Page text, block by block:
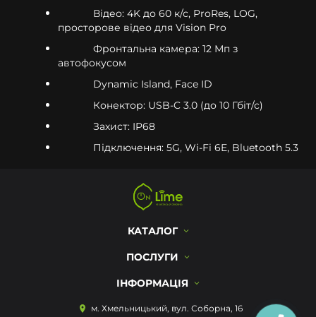
Відео: 4K до 60 к/с, ProRes, LOG,
просторове відео для Vision Pro
Фронтальна камера: 12 Мп з
автофокусом
Dynamic Island, Face ID
Конектор: USB-C 3.0 (до 10 Гбіт/с)
Захист: IP68
Підключення: 5G, Wi-Fi 6E, Bluetooth 5.3
КАТАЛОГ
ПОСЛУГИ
ІНФОРМАЦІЯ
м. Хмельницький, вул. Соборна, 16